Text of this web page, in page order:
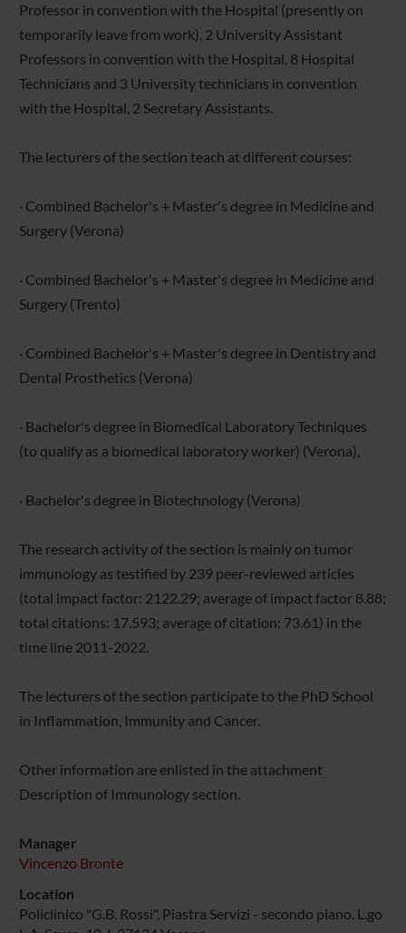
Professor in convention with the Hospital (presently on
temporarily leave from work), 2 University Assistant
Professors in convention with the Hospital, 8 Hospital
Technicians and 3 University technicians in convention
with the Hospital, 2 Secretary Assistants.
The lecturers of the section teach at different courses:
· Combined Bachelor's + Master's degree in Medicine and
Surgery (Verona)
· Combined Bachelor's + Master's degree in Medicine and
Surgery (Trento)
· Combined Bachelor's + Master's degree in Dentistry and
Dental Prosthetics (Verona)
· Bachelor's degree in Biomedical Laboratory Techniques
(to qualify as a biomedical laboratory worker) (Verona),
· Bachelor's degree in Biotechnology (Verona)
The research activity of the section is mainly on tumor
immunology as testified by 239 peer-reviewed articles
(total impact factor: 2122.29; average of impact factor 8.88;
total citations: 17.593; average of citation: 73.61) in the
time line 2011-2022.
The lecturers of the section participate to the PhD School
in Inflammation, Immunity and Cancer.
Other information are enlisted in the attachment
Description of Immunology section.
Manager
Vincenzo Bronte
Location
Policlinico "G.B. Rossi", Piastra Servizi - secondo piano. L.go